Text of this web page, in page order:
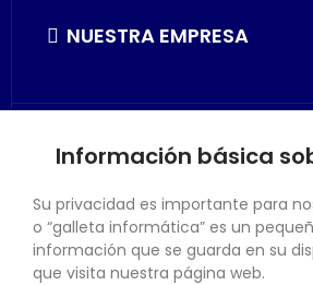
NUESTRA EMPRESA
SU CUENTA
Información básica
Su privacidad es importante para
o “galleta informática” es un
información que se guarda en su
que visita nuestra página web.